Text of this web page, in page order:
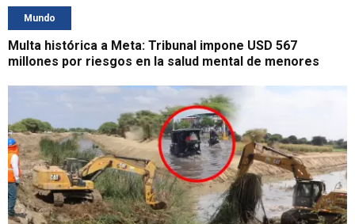
Mundo
Multa histórica a Meta: Tribunal impone USD 567
millones por riesgos en la salud mental de menores